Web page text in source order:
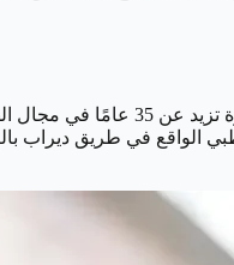
يُعتبر الدكتور سيد حفظي